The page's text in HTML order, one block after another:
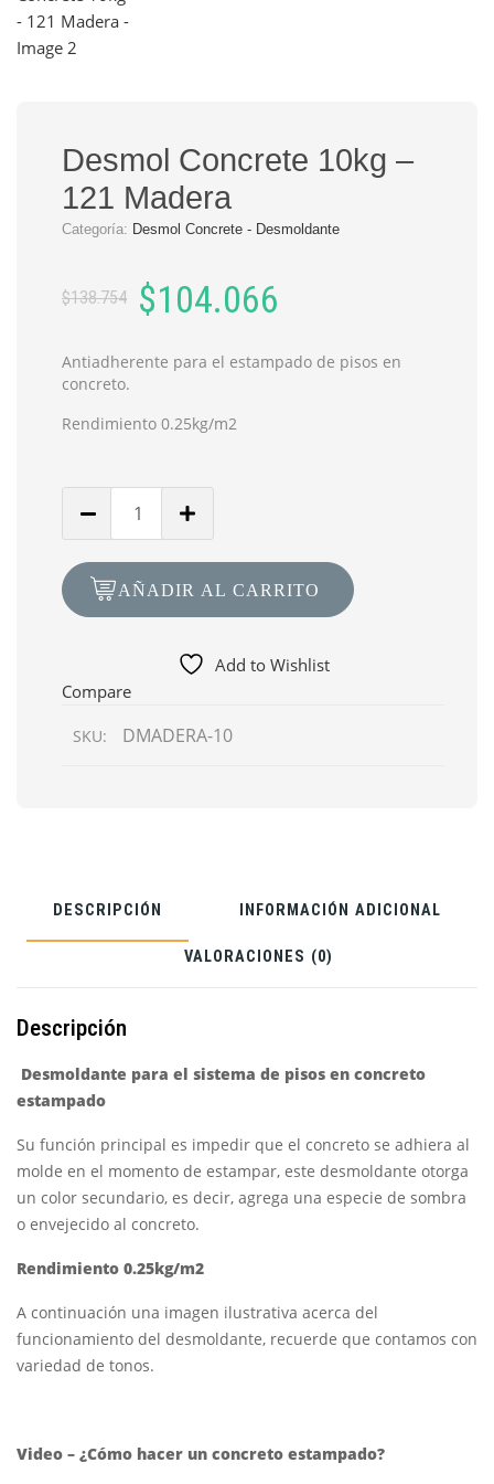
Desmol Concrete 10kg –
121 Madera
Categoría: Desmol Concrete - Desmoldante
$138.754
Original
was:
$138.754.
$104.066
Current
is:
$104.066.
Antiadherente para el estampado de pisos en
concreto.
Rendimiento 0.25kg/m2
Concrete
10kg
Madera
AÑADIR AL CARRITO
Add to Wishlist
Compare
SKU: DMADERA-10
DESCRIPCIÓN INFORMACIÓN ADICIONAL
VALORACIONES (0)
Descripción
Desmoldante para el sistema de pisos en concreto
estampado
Su función principal es impedir que el concreto se adhiera al
molde en el momento de estampar, este desmoldante otorga
un color secundario, es decir, agrega una especie de sombra
o envejecido al concreto.
Rendimiento 0.25kg/m2
A continuación una imagen ilustrativa acerca del
funcionamiento del desmoldante, recuerde que contamos con
variedad de tonos.
Video – ¿Cómo hacer un concreto estampado?